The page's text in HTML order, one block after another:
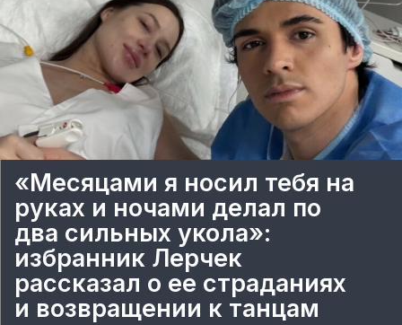
«Месяцами я носил тебя на
руках и ночами делал по
два сильных укола»:
избранник Лерчек
рассказал о ее страданиях
и возвращении к танцам